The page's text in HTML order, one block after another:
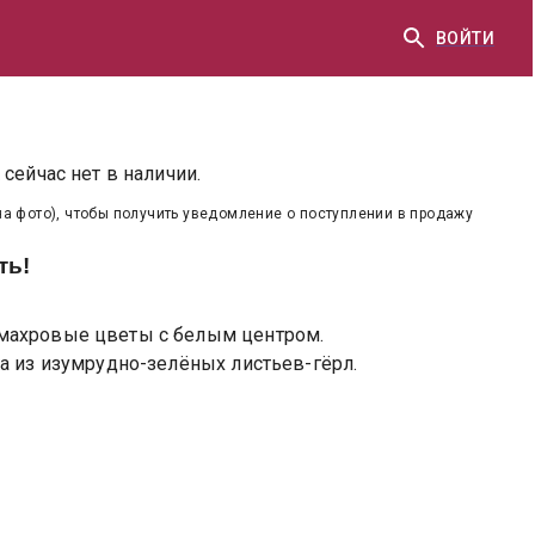
ВОЙТИ
нет в наличии.
фото), чтобы получить уведомление о поступлении в продажу
цветы с белым центром.
из изумрудно-зелёных листьев-гёрл.